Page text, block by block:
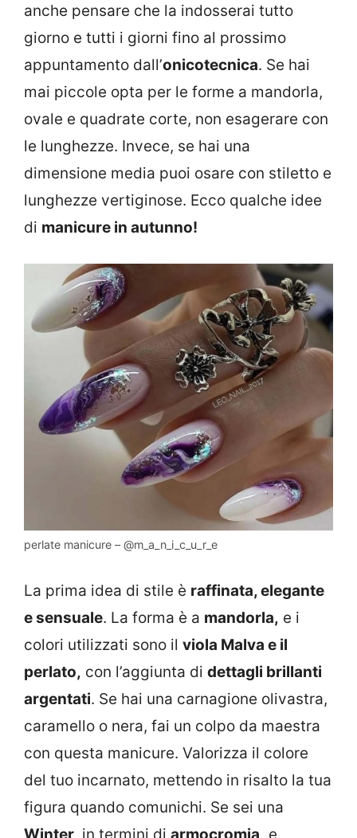
anche pensare che la indosserai tutto
giorno e tutti i giorni fino al prossimo
appuntamento dall’onicotecnica. Se hai
mai piccole opta per le forme a mandorla,
ovale e quadrate corte, non esagerare con
le lunghezze. Invece, se hai una
dimensione media puoi osare con stiletto e
lunghezze vertiginose. Ecco qualche idee
di manicure in autunno!
perlate manicure – @m_a_n_i_c_u_r_e
La prima idea di stile è raffinata, elegante
e sensuale. La forma è a mandorla, e i
colori utilizzati sono il viola Malva e il
perlato, con l’aggiunta di dettagli brillanti
argentati. Se hai una carnagione olivastra,
caramello o nera, fai un colpo da maestra
con questa manicure. Valorizza il colore
del tuo incarnato, mettendo in risalto la tua
figura quando comunichi. Se sei una
Winter, in termini di armocromia, e